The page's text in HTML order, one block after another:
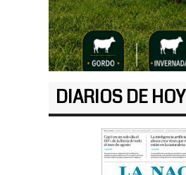
DIARIOS DE HOY